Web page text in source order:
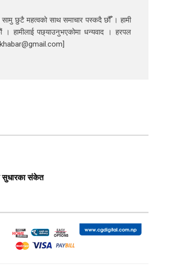
सामु छुटै महत्वको साथ समाचार पस्कदै छौँँ । हामी
। हामीलाई पछ्याउनुभएकोमा धन्यवाद । हरपल
सुधारका संकेत